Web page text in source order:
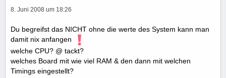
8. Juni 2008 um 18:26
Du begreifst das NICHT ohne die werte des System kann man
damit nix anfangen
welche CPU? @ tackt?
welches Board mit wie viel RAM & den dann mit welchen
Timings eingestellt?